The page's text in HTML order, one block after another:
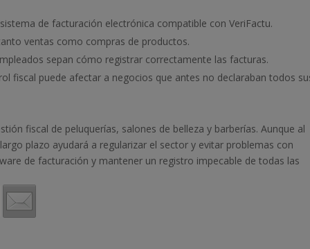
de facturación electrónica compatible con VeriFactu.
ventas como compras de productos.
sepan cómo registrar correctamente las facturas.
fiscal puede afectar a negocios que antes no declaraban todos
fiscal de peluquerías, salones de belleza y barberías. Aunque al
plazo ayudará a regularizar el sector y evitar problemas con
de facturación y mantener un registro impecable de todas las